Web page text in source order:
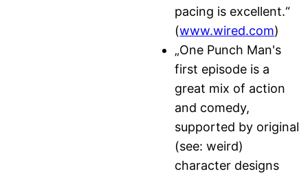
pacing is excellent.“
(www.wired.com)
„One Punch Man's
first episode is a
great mix of action
and comedy,
supported by original
(see: weird)
character designs